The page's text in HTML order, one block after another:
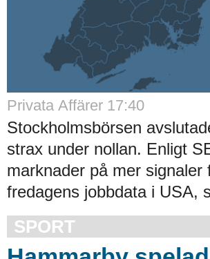
Privata Affärer 17:40
Stockholmsbörsen
strax under nollan. Enligt
marknader på mer
fredagens jobbdata i USA,
SPORT